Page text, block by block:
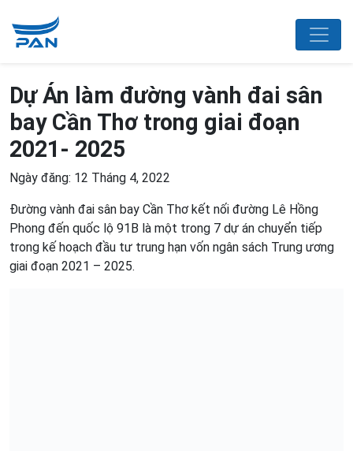
Dự Án làm đường vành đai sân
bay Cần Thơ trong giai đoạn
2021- 2025
Ngày đăng: 12 Tháng 4, 2022
Đường vành đai sân bay Cần Thơ kết nối đường Lê Hồng
Phong đến quốc lộ 91B là một trong 7 dự án chuyển tiếp
trong kế hoạch đầu tư trung hạn vốn ngân sách Trung ương
giai đoạn 2021 – 2025.